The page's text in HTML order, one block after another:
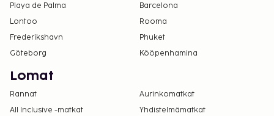
Playa de Palma
Barcelona
Lontoo
Rooma
Frederikshavn
Phuket
Göteborg
Kööpenhamina
Lomat
Rannat
Aurinkomatkat
All Inclusive -matkat
Yhdistelmämatkat